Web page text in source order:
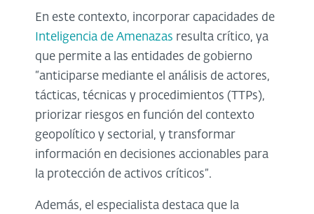
En este contexto, incorporar capacidades de
Inteligencia de Amenazas resulta crítico, ya
que permite a las entidades de gobierno
“anticiparse mediante el análisis de actores,
tácticas, técnicas y procedimientos (TTPs),
priorizar riesgos en función del contexto
geopolítico y sectorial, y transformar
información en decisiones accionables para
la protección de activos críticos”.
Además, el especialista destaca que la